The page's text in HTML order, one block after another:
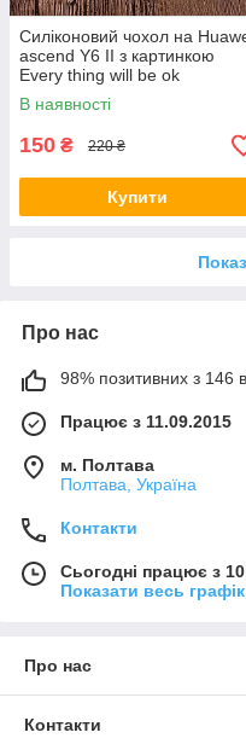
Силіконовий чохол на
ascend Y6 II з картинкою
Every thing will be ok
В наявності
150 ₴ 220 ₴
Купити
Про нас
98% позитивних з 146
Працює з 11.09.2015
м. Полтава
Полтава, Україна
Контакти
Сьогодні працює з
Показати весь
Про нас
Контакти